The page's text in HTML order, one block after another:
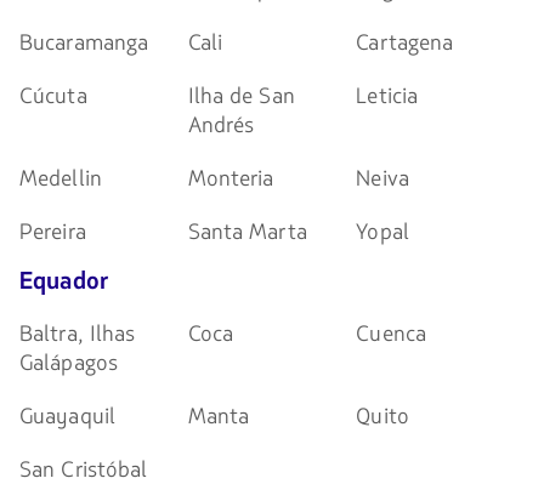
Bucaramanga
Cali
Cartagena
Cúcuta
Ilha de San
Andrés
Leticia
Medellin Monteria
Neiva
Pereira
Santa Marta Yopal
Equador
Baltra, Ilhas
Galápagos
Coca Cuenca
Guayaquil Manta
Quito
San Cristóbal